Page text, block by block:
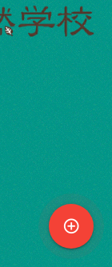
control_point